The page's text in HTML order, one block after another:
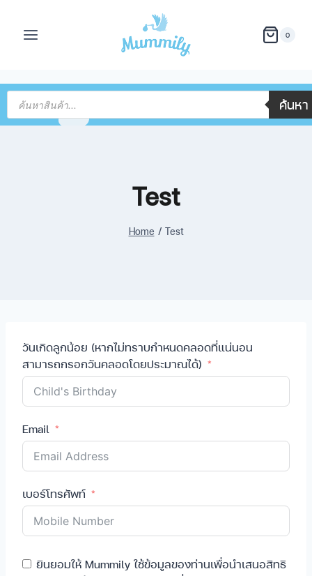
0
ค้นหา
Test
Home / Test
วันเกิดลูกน้อย (หากไม่ทราบกำหนดคลอดที่แน่นอน
สามารถกรอกวันคลอดโดยประมาณได้)
Email
เบอร์โทรศัพท์
ยินยอมให้ Mummily ใช้ข้อมูลของท่านเพื่อนำเสนอสิทธิ